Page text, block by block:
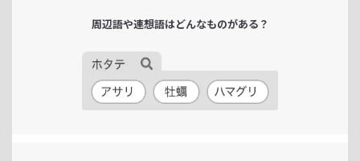
周辺語や連想語はどんなものがある？